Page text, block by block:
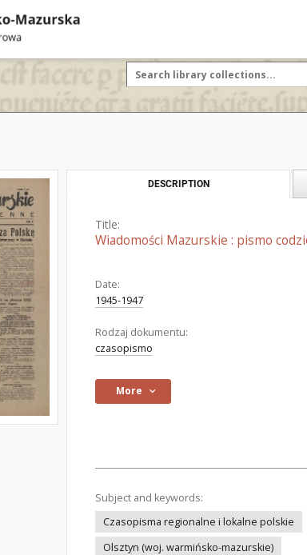
DESCRIPTION
Title:
Wiadomości Mazurskie : pismo
Date:
1945-1947
Rodzaj dokumentu:
czasopismo
More
Subject and keywords:
Czasopisma regionalne i lokalne polskie
Olsztyn (woj. warmińsko-mazurskie)